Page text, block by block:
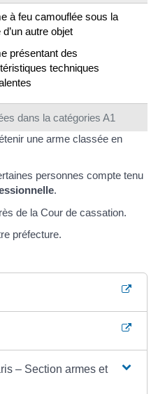
dans la catégories A1
à feu camouflée sous la
autre objet
présentant des
techniques
une arme classée en
personnes compte tenu
.
de la Cour de cassation.
préfecture.
– Section armes et